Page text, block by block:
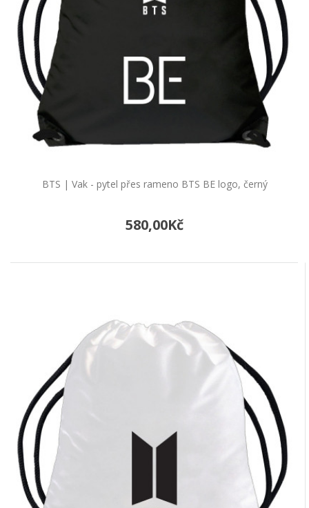
BTS | Vak - pytel přes rameno BTS BE logo, černý
580,00Kč